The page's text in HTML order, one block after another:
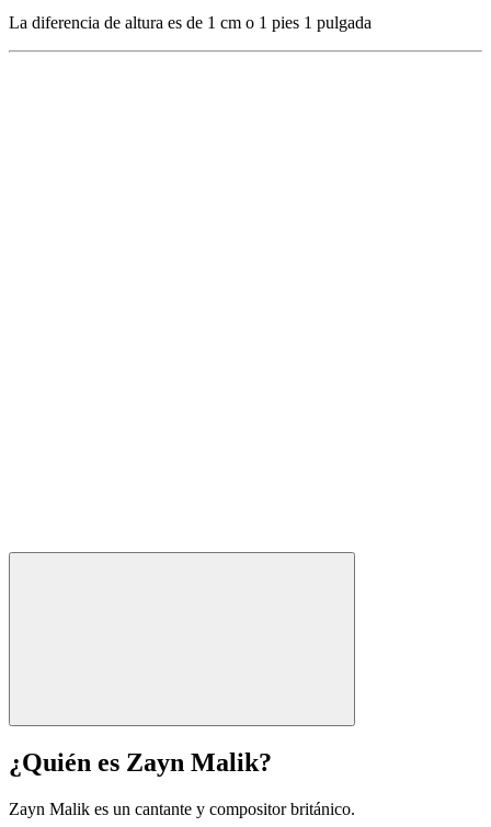
La diferencia de altura es de 1 cm o 1 pies 1 pulgada
¿Quién es Zayn Malik?
Zayn Malik es un cantante y compositor británico.